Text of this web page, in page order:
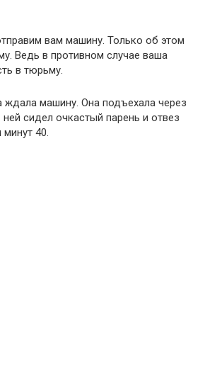
вам машину. Только об этом
Ведь в противном случае ваша
в тюрьму.
ждала машину. Она подъехала через
сидел очкастый парень и отвез
40.